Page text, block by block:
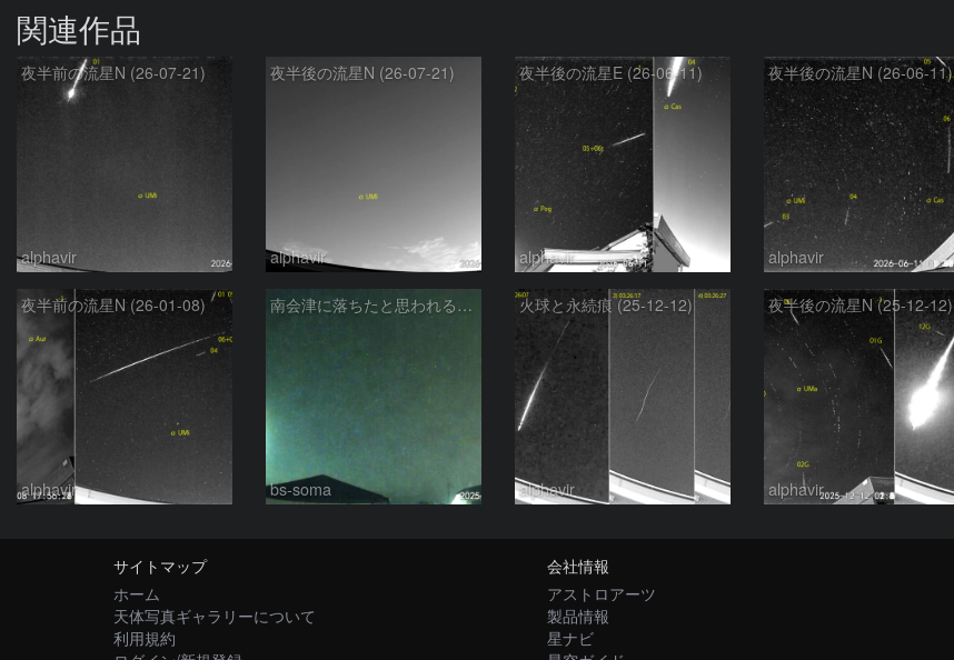
関連作品
夜半前の流星N (26-07-21)
alphavir
夜半後の流星N (26-07-21)
alphavir
夜半後の流星E (26-06-11)
alphavir
夜半後の流星N (26-06-11)
alphavir
夜半前の流星N (26-01-08)
alphavir
南会津に落ちたと思われる大火球
bs-soma
火球と永続痕 (25-12-12)
alphavir
夜半後の流星N (25-12-12)
alphavir
サイトマップ
ホーム
天体写真ギャラリーについて
利用規約
会社情報
アストロアーツ
製品情報
星ナビ